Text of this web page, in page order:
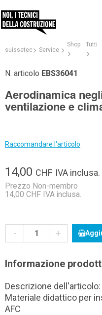
suissetec Service
Shop Tutti
N. articolo EBS36041
Aerodinamica
ventilazione e
Raccomandare l'articolo
14,00 CHF IVA inclusa.
Prezzo Non-membro
14,00 CHF IVA inclusa.
- +
Informazione
Descrizione dell'articolo:
Materiale didattico per
AFC